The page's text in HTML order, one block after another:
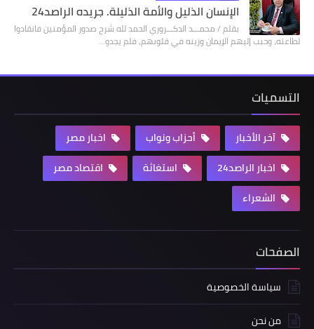
الإنسان الذليل والأمة الذليلة. جريده الراصد24
بقلم / محمـــد الدكـــروري الحمد لله شرح صدور المؤمنين فانقادوا
لطاعته، وحبب إليهم الإيمان وزينه في قلوبهم، فلم يجدو…
التسميات
آخر الأخبار أحزاب ونواب
اخبار مصر
اخبار الراصد24
استغاثة
اقتصاد مصر
الشعراء
الصفحات
سياسة الخصوصية
من نحن